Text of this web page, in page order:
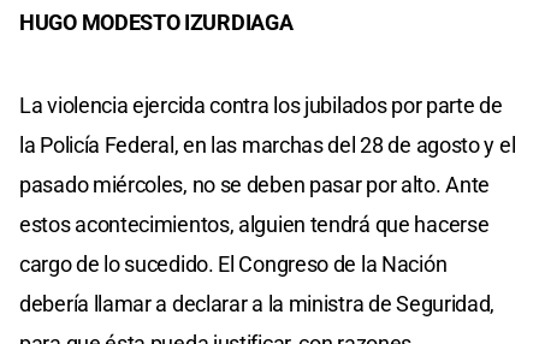
HUGO MODESTO IZURDIAGA
La violencia ejercida contra los jubilados por parte de
la Policía Federal, en las marchas del 28 de agosto y el
pasado miércoles, no se deben pasar por alto. Ante
estos acontecimientos, alguien tendrá que hacerse
cargo de lo sucedido. El Congreso de la Nación
debería llamar a declarar a la ministra de Seguridad,